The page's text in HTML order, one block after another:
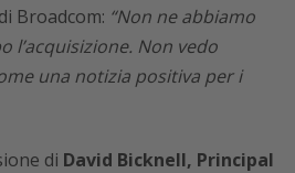
Broadcom: “Non ne abbiamo
l’acquisizione. Non vedo
una notizia positiva per i
di David Bicknell, Principal